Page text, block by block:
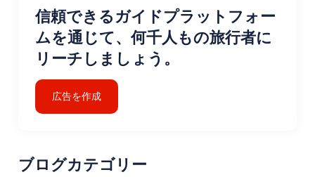
信頼できるガイドプラットフォー
ムを通じて、何千人もの旅行者に
リーチしましょう。
広告を作成
ブログカテゴリー